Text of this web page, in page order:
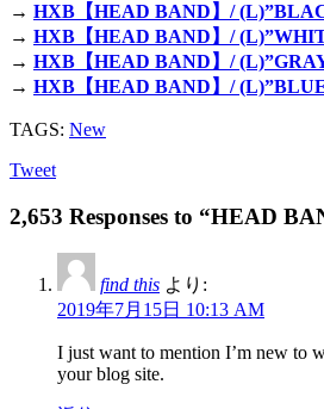
→ HXB【HEAD BAND】/
→ HXB【HEAD BAND】/
→ HXB【HEAD BAND】/
→ HXB【HEAD BAND】/
TAGS: New
Tweet
2,653 Responses to “HEAD
find this より:
2019年7月15日 10:13 AM
I just want to mention I’m new to
your blog site.